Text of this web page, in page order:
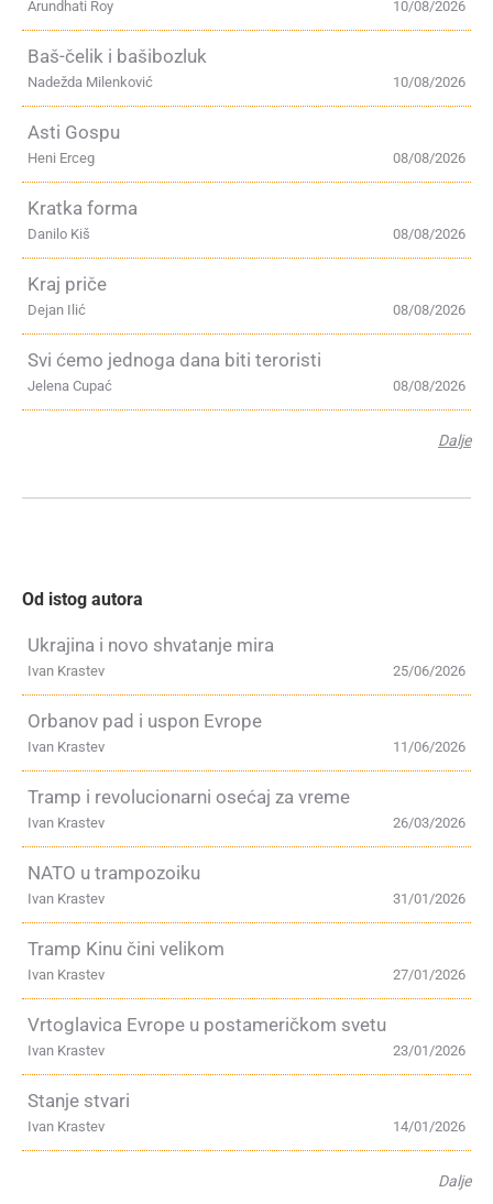
10/08/2026
Arundhati Roy
Baš-čelik i bašibozluk
10/08/2026
Nadežda Milenković
Asti Gospu
08/08/2026
Heni Erceg
Kratka forma
08/08/2026
Danilo Kiš
Kraj priče
08/08/2026
Dejan Ilić
Svi ćemo jednoga dana biti teroristi
08/08/2026
Jelena Cupać
Dalje
Od istog autora
Ukrajina i novo shvatanje mira
25/06/2026
Ivan Krastev
Orbanov pad i uspon Evrope
11/06/2026
Ivan Krastev
Tramp i revolucionarni osećaj za vreme
26/03/2026
Ivan Krastev
NATO u trampozoiku
31/01/2026
Ivan Krastev
Tramp Kinu čini velikom
27/01/2026
Ivan Krastev
Vrtoglavica Evrope u postameričkom svetu
23/01/2026
Ivan Krastev
Stanje stvari
14/01/2026
Ivan Krastev
Dalje